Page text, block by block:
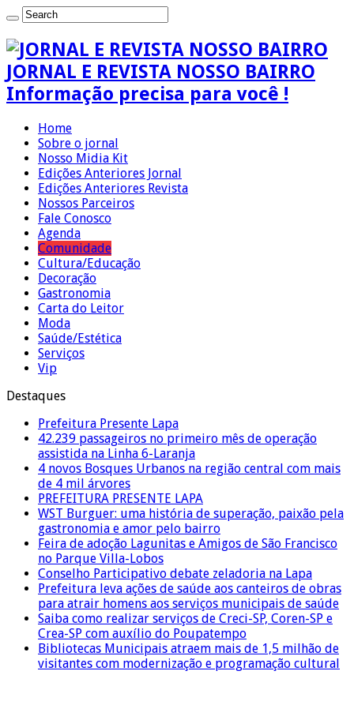
JORNAL E REVISTA NOSSO BAIRRO
Informação precisa para você !
Home
Sobre o jornal
Nosso Midia Kit
Edições Anteriores Jornal
Edições Anteriores Revista
Nossos Parceiros
Fale Conosco
Agenda
Comunidade
Cultura/Educação
Decoração
Gastronomia
Carta do Leitor
Moda
Saúde/Estética
Serviços
Vip
Destaques
Prefeitura Presente Lapa
42.239 passageiros no primeiro mês de operação
assistida na Linha 6-Laranja
4 novos Bosques Urbanos na região central com mais
de 4 mil árvores
PREFEITURA PRESENTE LAPA
WST Burguer: uma história de superação, paixão pela
gastronomia e amor pelo bairro
Feira de adoção Lagunitas e Amigos de São Francisco
no Parque Villa-Lobos
Conselho Participativo debate zeladoria na Lapa
Prefeitura leva ações de saúde aos canteiros de obras
para atrair homens aos serviços municipais de saúde
Saiba como realizar serviços de Creci-SP, Coren-SP e
Crea-SP com auxílio do Poupatempo
Bibliotecas Municipais atraem mais de 1,5 milhão de
visitantes com modernização e programação cultural